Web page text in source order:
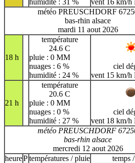
météo PREUSCHDORF
bas-rhin alsace
mardi 11 aout 2026
18 h
température
24.6 C
pluie : 0 MM
nuages : 6 %
humidité : 24 %
ciel
vent 15 km/h
21 h
température
20.6 C
pluie : 0 MM
nuages : 0 %
humidité : 27 %
ciel
vent 18 km/h
météo PREUSCHDORF
bas-rhin alsace
mercredi 12 aout 2026
heurePtempératures / pluie temps